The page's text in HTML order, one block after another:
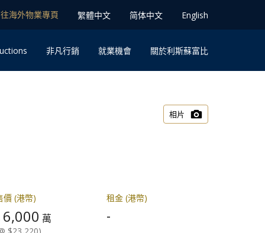
海外物業專⾴ 䌓體中文 简体中⽂ English
⾮凡⾏銷 就業機會 關於利斯蘇富比
相片
價 (港幣)
6,000 萬
租金 (港幣)
-